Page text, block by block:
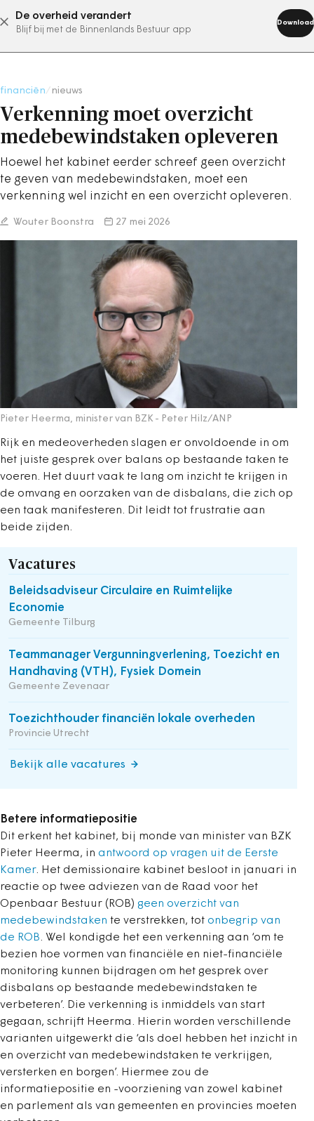
De overheid verandert
Blijf bij met de Binnenlands Bestuur app
Download
abonneer nu
financiën nieuws
Verkenning moet overzicht
medebewindstaken opleveren
Hoewel het kabinet eerder schreef geen overzicht
te geven van medebewindstaken, moet een
verkenning wel inzicht en een overzicht opleveren.
Wouter Boonstra 27 mei 2026
Pieter Heerma, minister van BZK - Peter Hilz/ANP
Rijk en medeoverheden slagen er onvoldoende in om
het juiste gesprek over balans op bestaande taken te
voeren. Het duurt vaak te lang om inzicht te krijgen in
de omvang en oorzaken van de disbalans, die zich op
een taak manifesteren. Dit leidt tot frustratie aan
beide zijden.
Vacatures
Beleidsadviseur Circulaire en Ruimtelijke
Economie
Gemeente Tilburg
Teammanager Vergunningverlening, Toezicht en
Handhaving (VTH), Fysiek Domein
Gemeente Zevenaar
Toezichthouder financiën lokale overheden
Provincie Utrecht
Bekijk alle vacatures
Betere informatiepositie
Dit erkent het kabinet, bij monde van minister van BZK
Pieter Heerma, in antwoord op vragen uit de Eerste
Kamer. Het demissionaire kabinet besloot in januari in
reactie op twee adviezen van de Raad voor het
Openbaar Bestuur (ROB) geen overzicht van
medebewindstaken te verstrekken, tot onbegrip van
de ROB. Wel kondigde het een verkenning aan ‘om te
bezien hoe vormen van financiële en niet-financiële
monitoring kunnen bijdragen om het gesprek over
disbalans op bestaande medebewindstaken te
verbeteren’. Die verkenning is inmiddels van start
gegaan, schrijft Heerma. Hierin worden verschillende
varianten uitgewerkt die ‘als doel hebben het inzicht in
en overzicht van medebewindstaken te verkrijgen,
versterken en borgen’. Hiermee zou de
informatiepositie en -voorziening van zowel kabinet
en parlement als van gemeenten en provincies moeten